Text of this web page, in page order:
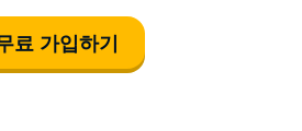
료 가입하기